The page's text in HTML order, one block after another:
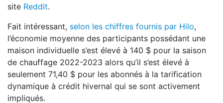
site Reddit.
Fait intéressant, selon les chiffres fournis par Hilo,
l’économie moyenne des participants possédant une
maison individuelle s’est élevé à 140 $ pour la saison
de chauffage 2022-2023 alors qu’il s’est élevé à
seulement 71,40 $ pour les abonnés à la tarification
dynamique à crédit hivernal qui se sont activement
impliqués.